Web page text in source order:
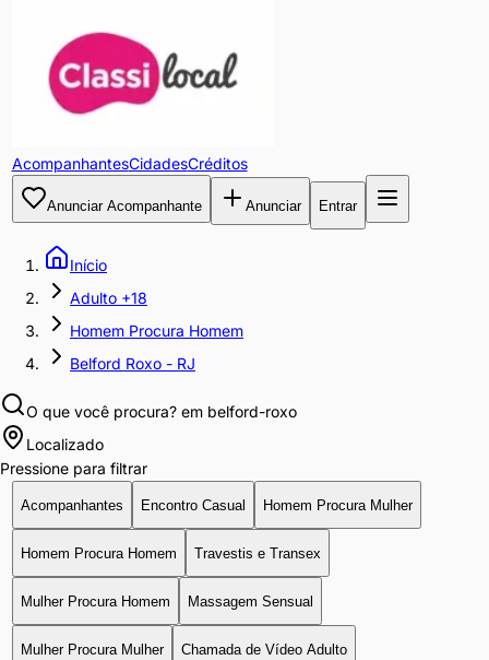
AcompanhantesCidadesCréditos
Anunciar Acompanhante Anunciar Entrar
Início
Adulto +18
Homem Procura Homem
Belford Roxo - RJ
O que você procura? em belford-roxo
Localizado
Pressione para filtrar
Acompanhantes Encontro Casual Homem Procura Mulher
Homem Procura Homem Travestis e Transex
Mulher Procura Homem Massagem Sensual
Mulher Procura Mulher Chamada de Vídeo Adulto